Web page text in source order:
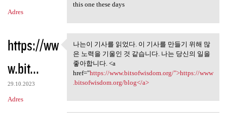
Adres
this one these days
https://ww
w.bit...
29.10.2023
Adres
나는이 기사를 읽었다. 이 기사를
만들기 위해 많은
나는이 기사를 읽었다. 이 기사를 만들기 위해 많
은 노력을 기울인 것 같습니다. 나는 당신의 일을
좋아합니다. <a
href="https://www.bitsofwisdom.org/">https://www
.bitsofwisdom.org/blog</a>